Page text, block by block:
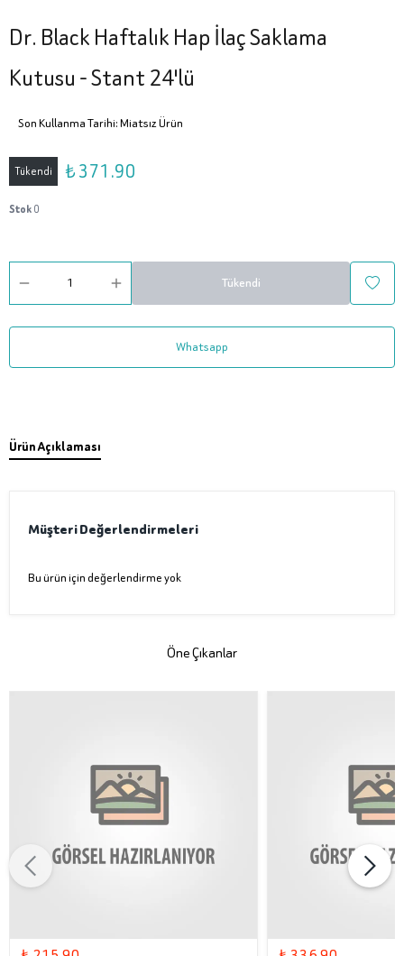
Dr. Black Haftalık Hap İlaç Saklama
Kutusu - Stant 24'lü
Son Kullanma Tarihi: Miatsız Ürün
Tükendi ₺ 371.90
Stok0
Tükendi
Whatsapp
Ürün Açıklaması
Müşteri Değerlendirmeleri
Bu ürün için değerlendirme yok
Öne Çıkanlar